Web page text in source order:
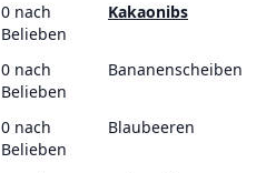
0 nach
Belieben
Kakaonibs
0 nach
Belieben
Bananenscheiben
0 nach
Belieben
Blaubeeren